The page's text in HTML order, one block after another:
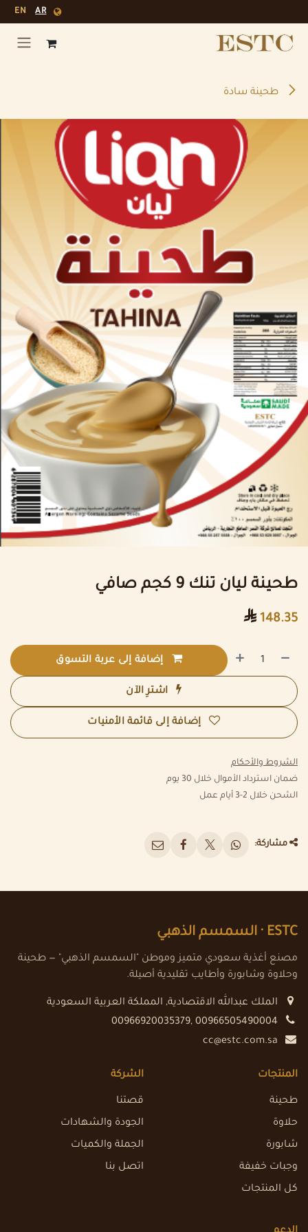
AR
EN
طحينة سادة
طحينة ليان تنك 9 كجم صافي
148.35

إضافة إلى عربة التسوق
اشترِ الآن
إضافة إلى قائمة الأمنيات
الشروط والأحكام
ضمان استرداد الأموال خلال 30 يوم
الشحن خلال 2-3 أيام عمل
مشاركة:
ESTC · السمسم الذهبي
مصنع أغذية سعودي متميز وموطن "السمسم الذهبي" — طحينة
وحلاوة وشابورة وأطايب تقليدية أصيلة.
الملك عبدالله الاقتصادية, المملكة العربية السعودية
00966920035379, 00966505490004
cc@estc.com.sa
المنتجات
طحينة
حلاوة
شابورة
وجبات خفيفة
كل المنتجات
الشركة
قصتنا
الجودة والشهادات
الجملة والكميات
اتصل بنا